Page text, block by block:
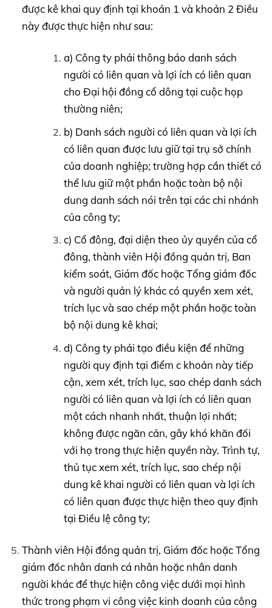
được kê khai quy định tại khoản 1 và khoản 2 Điều
này được thực hiện như sau:
a) Công ty phải thông báo danh sách
người có liên quan và lợi ích có liên quan
cho Đại hội đồng cổ dông tại cuộc họp
thường niên;
b) Danh sách người có liên quan và lợi ích
có liên quan được lưu giữ tại trụ sở chính
của doanh nghiệp; trường hợp cần thiết có
thể lưu giữ một phần hoặc toàn bộ nội
dung danh sách nói trên tại các chi nhánh
của công ty;
c) Cổ đông, đại diện theo ủy quyền của cổ
đông, thành viên Hội đồng quản trị, Ban
kiểm soát, Giám đốc hoặc Tổng giám đốc
và người quản lý khác có quyền xem xét,
trích lục và sao chép một phần hoặc toàn
bộ nội dung kê khai;
d) Công ty phải tạo điều kiện để những
người quy định tại điểm c khoản này tiếp
cận, xem xét, trích lục, sao chép danh sách
người có liên quan và lợi ích có liên quan
một cách nhanh nhất, thuận lợi nhất;
không được ngăn cản, gây khó khăn đối
với họ trong thực hiện quyền này. Trình tự,
thủ tục xem xét, trích lục, sao chép nội
dung kê khai người có liên quan và lợi ích
có liên quan được thực hiện theo quy định
tại Điều lệ công ty;
Thành viên Hội đồng quản trị, Giám đốc hoặc Tổng
giám đốc nhân danh cá nhân hoặc nhân danh
người khác để thực hiện công việc dưới mọi hình
thức trong phạm vi công việc kinh doanh của công